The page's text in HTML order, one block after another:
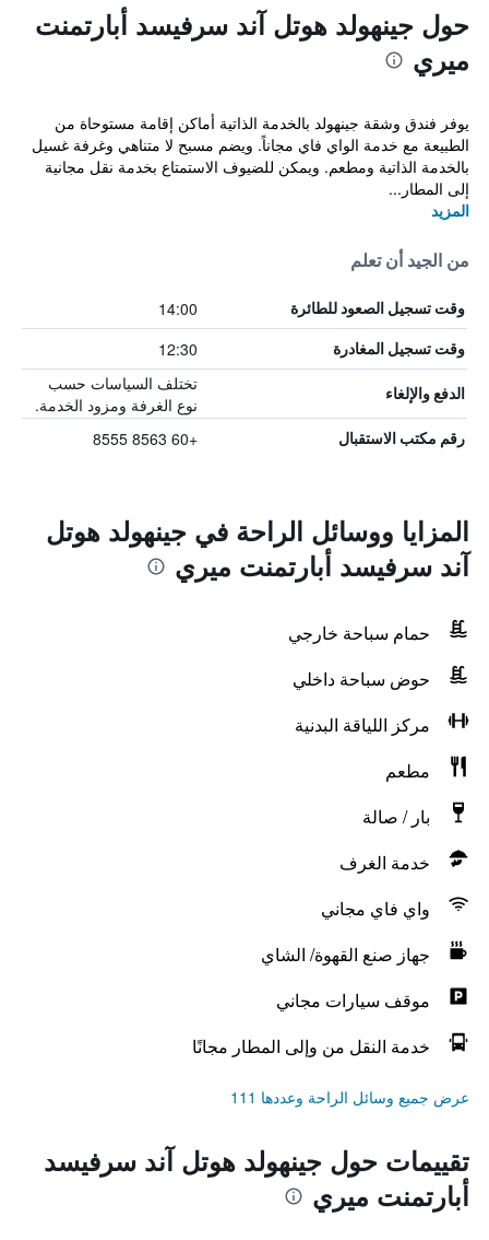
حول جينهولد هوتل آند سرفيسد أبارتمنت
ميري
يوفر فندق وشقة جينهولد بالخدمة الذاتية أماكن إقامة مستوحاة من
الطبيعة مع خدمة الواي فاي مجاناً. ويضم مسبح لا متناهي وغرفة غسيل
بالخدمة الذاتية ومطعم. ويمكن للضيوف الاستمتاع بخدمة نقل مجانية
إلى المطار...
المزيد
من الجيد أن تعلم
وقت تسجيل الصعود للطائرة 14:00
وقت تسجيل المغادرة 12:30
الدفع والإلغاء
تختلف السياسات حسب
نوع الغرفة ومزود الخدمة.
رقم مكتب الاستقبال +60 8563 8555
المزايا ووسائل الراحة في جينهولد هوتل
آند سرفيسد أبارتمنت ميري
حمام سباحة خارجي
حوض سباحة داخلي
مركز اللياقة البدنية
مطعم
بار / صالة
خدمة الغرف
واي فاي مجاني
جهاز صنع القهوة/ الشاي
موقف سيارات مجاني
خدمة النقل من وإلى المطار مجانًا
عرض جميع وسائل الراحة وعددها 111
تقييمات حول جينهولد هوتل آند سرفيسد
أبارتمنت ميري